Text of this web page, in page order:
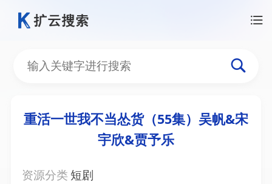
重活一世我不当怂货（55集）吴帆&宋
宇欣&贾予乐
资源分类 短剧